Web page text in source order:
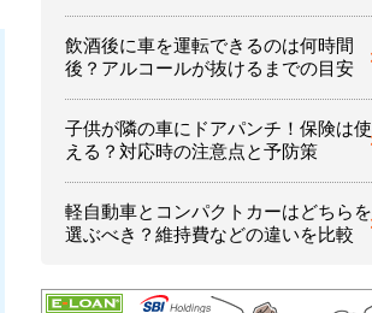
飲酒後に車を運転できるのは何時間
後？アルコールが抜けるまでの目安
子供が隣の車にドアパンチ！保険は使
える？対応時の注意点と予防策
軽自動車とコンパクトカーはどちらを
選ぶべき？維持費などの違いを比較